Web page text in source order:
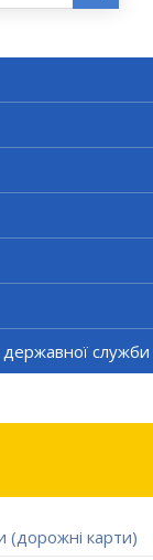
державної служби
(дорожні карти)